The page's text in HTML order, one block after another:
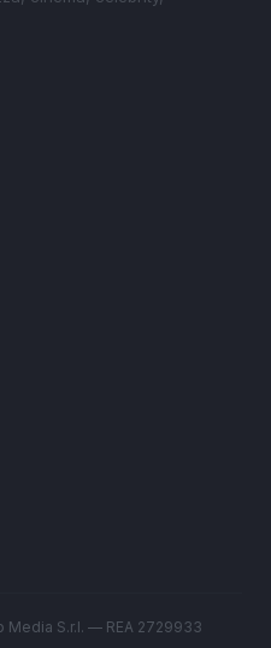
S.r.l. — REA 2729933